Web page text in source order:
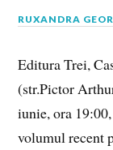
RUXANDRA
Editura Trei,
(str.Pictor
iunie, ora
volumul recent